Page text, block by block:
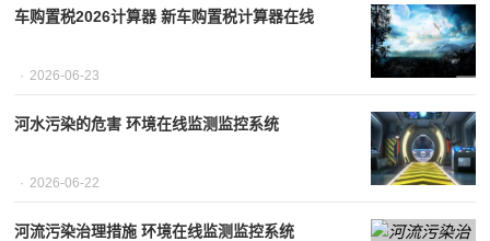
车购置税2026计算器 新车购置税计算器在线
2026-06-23
河水污染的危害 环境在线监测监控系统
2026-06-22
河流污染治理措施 环境在线监测监控系统